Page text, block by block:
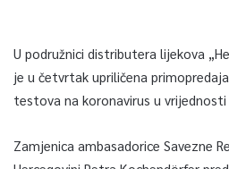
U podružnici distributera lijekova
je u četvrtak upriličena
testova na koronavirus u vrijednosti
Zamjenica ambasadorice Savezne